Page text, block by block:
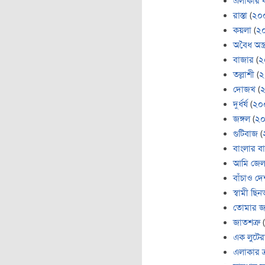
রাস্তা (
কয়লা (
অবৈধ অস্ত্র
বাজার (
তল্লাশী (
দোজখ (
দুর্ধর্ষ(
জঙ্গল(
গুটিবাজ (
বাংলার
আমি
বাঁচাও
স্বামী
তোমার
জাতশত্রু(
এক
এলাকার